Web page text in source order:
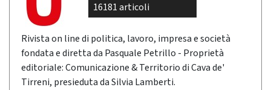
16181 articoli
Rivista on line di politica, lavoro, impresa e società
fondata e diretta da Pasquale Petrillo - Proprietà
editoriale: Comunicazione & Territorio di Cava de'
Tirreni, presieduta da Silvia Lamberti.